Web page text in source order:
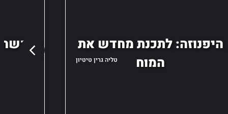
היפנוזה: לתכנת מחדש את
המוח
טליה גרין טיטיון